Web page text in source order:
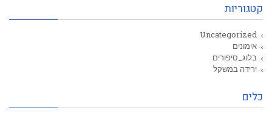
קטגוריות
Uncategorized
אימונים
בלוג_סיפורים
ירידה במשקל
כלים